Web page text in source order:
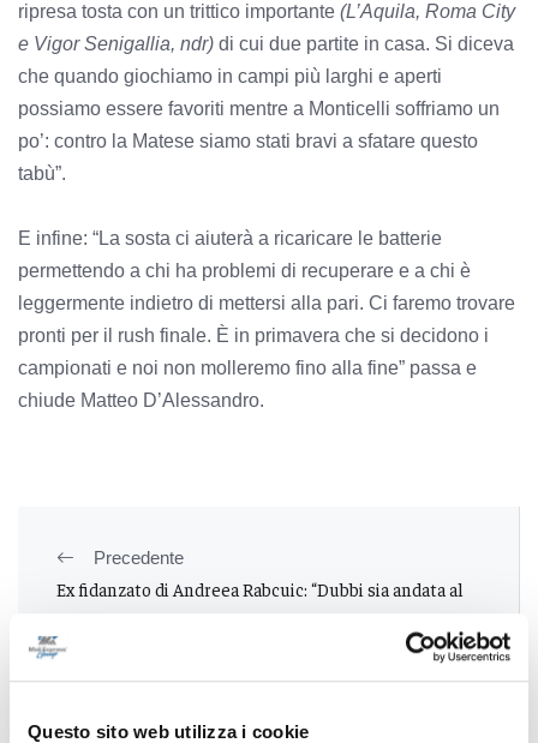
Questo sito web utilizza i cookie
ripresa tosta con un trittico importante (L’Aquila, Roma City
e Vigor Senigallia, ndr) di cui due partite in casa. Si diceva
che quando giochiamo in campi più larghi e aperti
possiamo essere favoriti mentre a Monticelli soffriamo un
po’: contro la Matese siamo stati bravi a sfatare questo
tabù”.
E infine: “La sosta ci aiuterà a ricaricare le batterie
permettendo a chi ha problemi di recuperare e a chi è
leggermente indietro di mettersi alla pari. Ci faremo trovare
pronti per il rush finale. È in primavera che si decidono i
campionati e noi non molleremo fino alla fine” passa e
chiude Matteo D’Alessandro.
Precedente
Ex fidanzato di Andreea Rabcuic: “Dubbi sia andata al
Successivo